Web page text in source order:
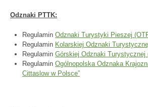
Odznaki PTTK:
Regulamin Odznaki Turystyki Pieszej
Regulamin Kolarskiej Odznaki
Regulamin Górskiej Odznaki Turystycznej
Regulamin Ogólnopolska Odznaka
Cittaslow w Polsce”